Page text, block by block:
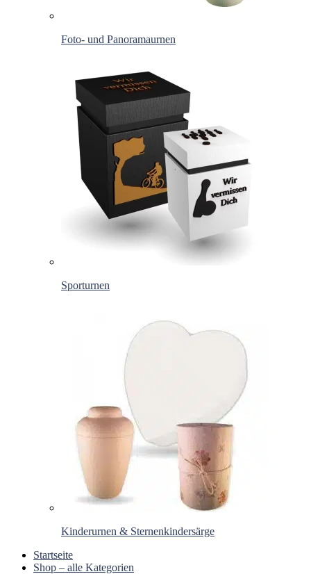
Foto- und Panoramaurnen
Sporturnen
Kinderurnen & Sternenkindersärge
Startseite
Shop – alle Kategorien